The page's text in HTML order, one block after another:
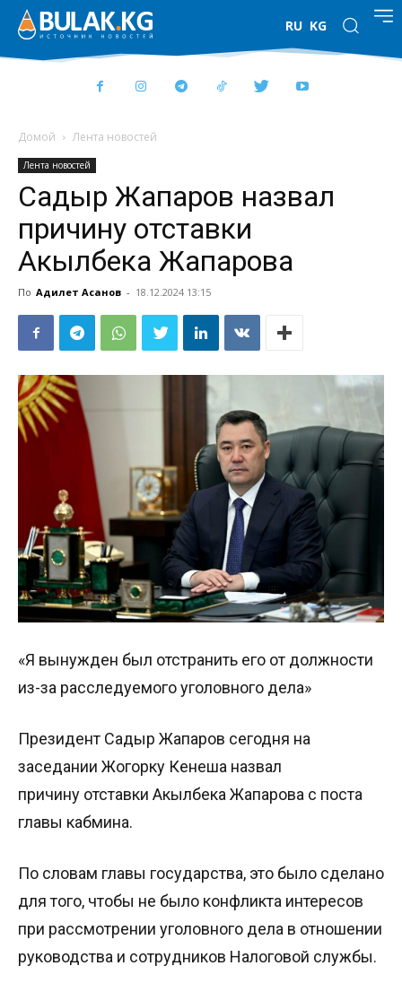
RU KG
Домой Лента новостей
Лента новостей
Садыр Жапаров назвал
причину отставки
Акылбека Жапарова
По Адилет Асанов - 18.12.2024 13:15
«Я вынужден был отстранить его от должности
из-за расследуемого уголовного дела»
Президент Садыр Жапаров сегодня на
заседании Жогорку Кенеша назвал
причину отставки Акылбека Жапарова с поста
главы кабмина.
По словам главы государства, это было сделано
для того, чтобы не было конфликта интересов
при рассмотрении уголовного дела в отношении
руководства и сотрудников Налоговой службы.